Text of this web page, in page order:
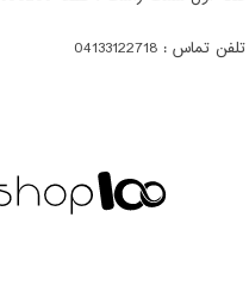
تلفن تماس : 04133122718